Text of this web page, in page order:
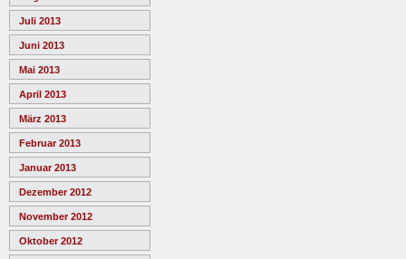
Juli 2013
Juni 2013
Mai 2013
April 2013
März 2013
Februar 2013
Januar 2013
Dezember 2012
November 2012
Oktober 2012